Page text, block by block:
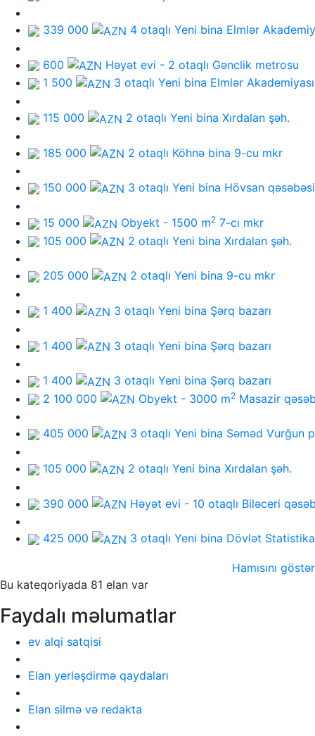
339 000 4 otaqlı Yeni bina Elmlər
600 Həyət evi - 2 otaqlı Gənclik metrosu
1 500
3 otaqlı Yeni bina Elmlər
115 000 2 otaqlı Yeni bina Xırdalan şəh.
185 000 2 otaqlı Köhnə bina 9-cu mkr
150 000 3 otaqlı Yeni bina Hövsan qəsəbəsi
15 000 Obyekt - 1500 m2 7-cı mkr
105 000
2 otaqlı Yeni bina Xırdalan şəh.
205 000 2 otaqlı Yeni bina 9-cu mkr
1 400 3 otaqlı Yeni bina Şərq bazarı
1 400 3 otaqlı Yeni bina Şərq bazarı
1 400 3 otaqlı Yeni bina Şərq bazarı
2 100 000
Obyekt - 3000 m2 Masazir
405 000 3 otaqlı Yeni bina Səməd Vurğun
105 000 2 otaqlı Yeni bina Xırdalan şəh.
390 000 Həyət evi - 10 otaqlı Biləceri
425 000 3 otaqlı Yeni bina Dövlət
Hamısını göstər
Bu kateqoriyada 81 elan var
Faydalı məlumatlar
ev alqi satqisi
Elan yerləşdirmə qaydaları
Elan silmə və redakta